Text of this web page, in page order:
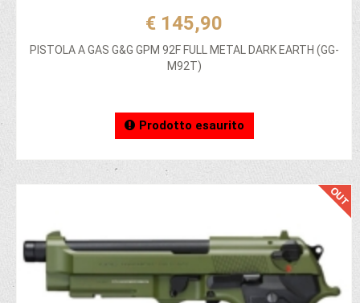
€ 145,90
PISTOLA A GAS G&G GPM 92F FULL METAL DARK EARTH (GG-
M92T)
Prodotto esaurito